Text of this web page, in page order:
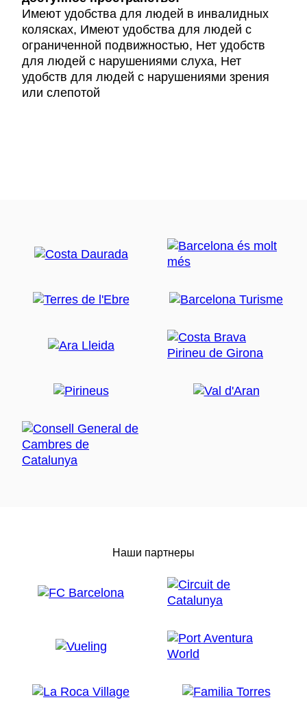
Имеют удобства для людей в инвалидных
колясках, Имеют удобства для людей с
ограниченной подвижностью, Нет удобств
для людей с нарушениями слуха, Нет
удобств для людей с нарушениями зрения
или слепотой
Наши партнеры